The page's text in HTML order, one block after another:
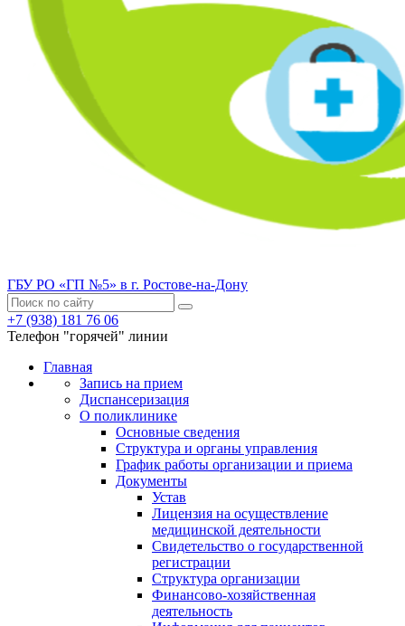
ГБУ РО «ГП №5» в г. Ростове-на-Дону
+7 (938) 181 76 06
Телефон "горячей" линии
Главная
Запись на прием
Диспансеризация
О поликлинике
Основные сведения
Структура и органы управления
График работы организации и приема
Документы
Устав
Лицензия на осуществление
медицинской деятельности
Свидетельство о государственной
регистрации
Структура организации
Финансово-хозяйственная
деятельность